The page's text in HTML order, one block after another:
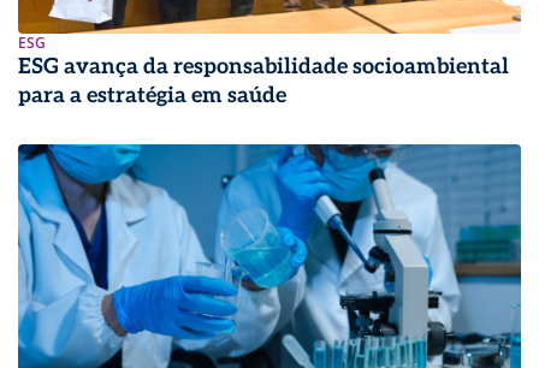
ESG
ESG avança da responsabilidade socioambiental
para a estratégia em saúde